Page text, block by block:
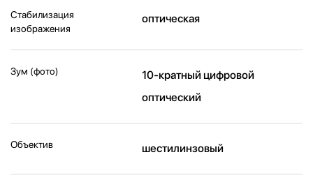
Стабилизация
изображения
оптическая
Зум (фото)
10-кратный цифровой
оптический
Объектив шестилинзовый